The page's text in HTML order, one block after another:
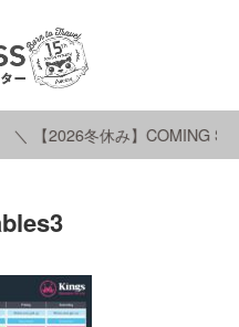
＼ 【2026冬休み】COMING